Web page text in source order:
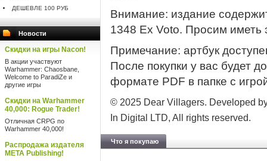
ДЕШЕВЛЕ 100 РУБ
Новости
Скидки на игры Nacon!
В акции участвуют
Warhammer: Chaosbane,
Welcome to ParadiZe и
другие игры
Скидки на Warhammer
40,000: Rogue Trader!
Отличная CRPG по
Warhammer 40,000!
Распродажа издателя
META Publishing!
Внимание: издание
1348 Ex Voto. Просим иметь
Примечание: артбук
После покупки у вас будет
формате PDF в папке с
© 2025 Dear Villagers. Developed
In Digital LTD, All rights reserved.
Что я покупаю